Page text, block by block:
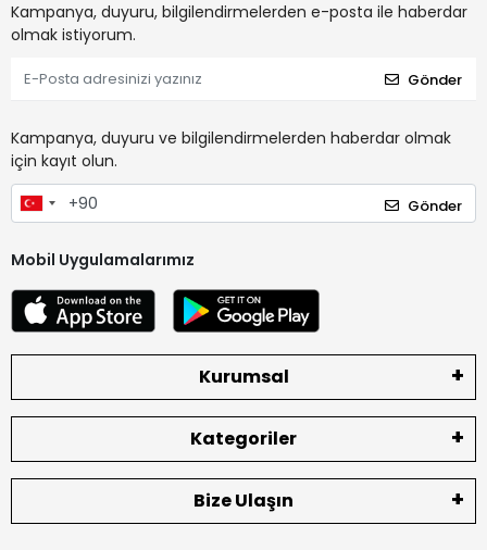
Kampanya, duyuru, bilgilendirmelerden e-posta ile haberdar
olmak istiyorum.
Gönder
Kampanya, duyuru ve bilgilendirmelerden haberdar olmak
için kayıt olun.
Gönder
Mobil Uygulamalarımız
Kurumsal
Kategoriler
Bize Ulaşın